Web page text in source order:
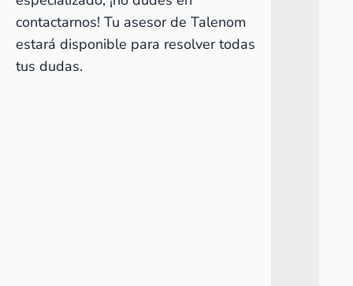
contactarnos! Tu asesor de Talenom
estará disponible para resolver todas
tus dudas.